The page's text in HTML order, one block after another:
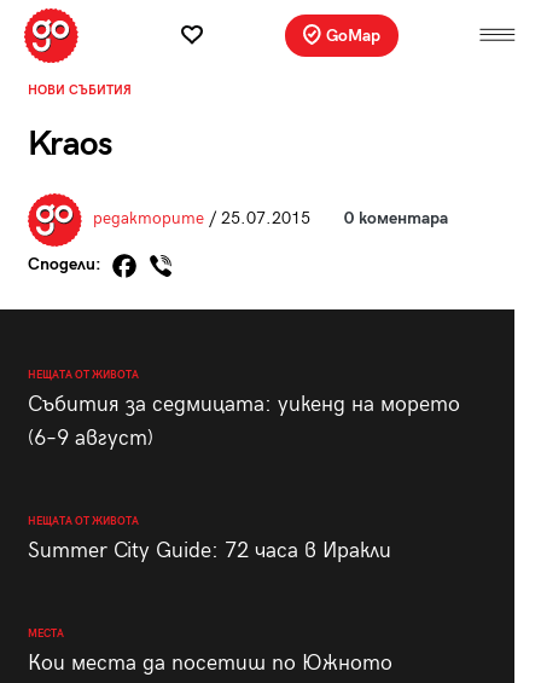
GoMap
НОВИ СЪБИТИЯ
Kraos
редакторите/ 25.07.2015 0 коментара
Сподели:
НЕЩАТА ОТ ЖИВОТА
Събития за седмицата: уикенд на морето
(6–9 август)
НЕЩАТА ОТ ЖИВОТА
Summer City Guide: 72 часа в Иракли
МЕСТА
Кои места да посетиш по Южното